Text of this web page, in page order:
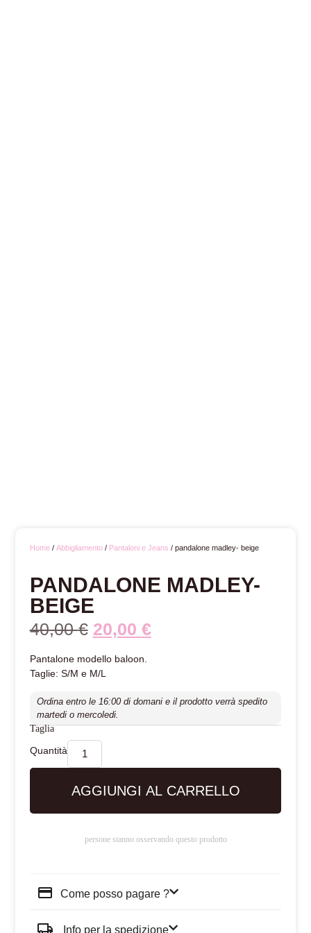
Home/ Abbigliamento/ Pantaloni e Jeans / pandalone madley- beige
PANDALONE MADLEY-
BEIGE
40,00€ 20,00 €
Pantalone modello baloon.
Taglie: S/M e M/L
Ordina entro le 16:00 di domani e il prodotto verrà spedito
martedi o mercoledi.
Taglia
AGGIUNGI AL CARRELLO
persone stanno osservando questo prodotto
Come posso pagare ?
Info per la spedizione